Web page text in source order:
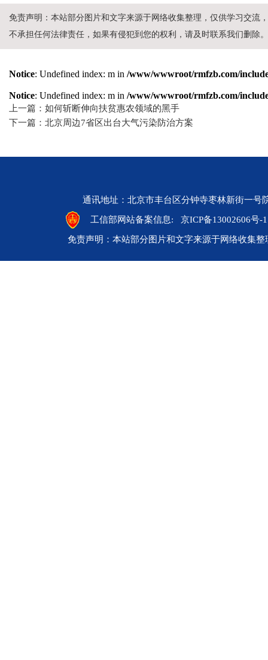
免责声明：本站部分图片和文字来源于网络收集整理，仅供学习交流
不承担任何法律责任，如果有侵犯到您的权利，请及时联系我们删除。
Notice: Undefined index: m in /www/wwwroot/rmfzb.com/
Notice: Undefined index: m in /www/wwwroot/rmfzb.com/
上一篇：如何斩断伸向扶贫惠农领域的黑手
下一篇：北京周边7省区出台大气污染防治方案
通讯地址：北京市丰台区分钟寺枣林新街一
工信部网站备案信息: 京ICP备13002606号-1
免责声明：本站部分图片和文字来源于网络收集